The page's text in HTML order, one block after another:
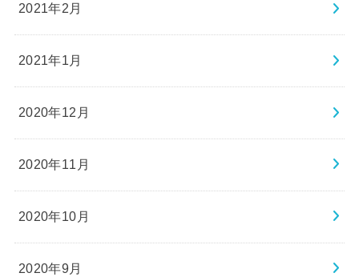
2021年2月
2021年1月
2020年12月
2020年11月
2020年10月
2020年9月